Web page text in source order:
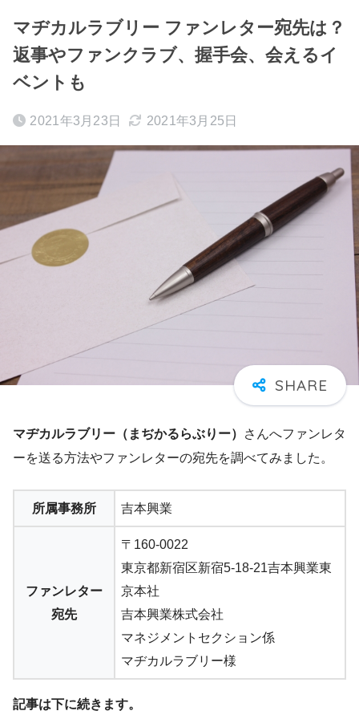
マヂカルラブリー ファンレター宛先は？
返事やファンクラブ、握手会、会えるイ
ベントも
2021年3月23日 2021年3月25日
マヂカルラブリー（まぢかるらぶりー）
さんへファンレタ
ーを送る方法やファンレターの宛先を調べてみました。
所属事務所 吉本興業
ファンレター
宛先
〒160-0022
東京都新宿区新宿5-18-21吉本興業東
京本社
吉本興業株式会社
マネジメントセクション係
マヂカルラブリー様
記事は下に続きます。